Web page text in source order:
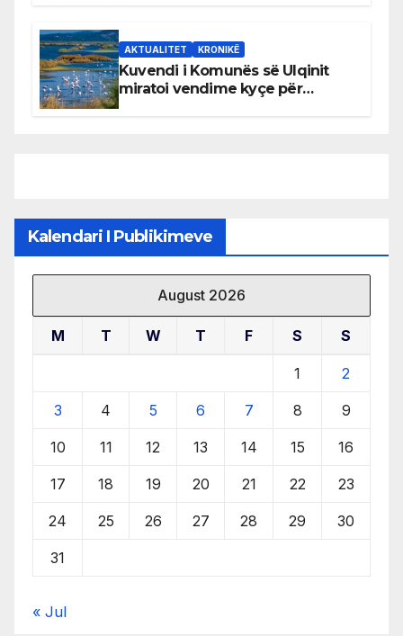
AKTUALITET KRONIKË
Kuvendi i Komunës së Ulqinit
miratoi vendime kyçe për
Kalendari I Publikimeve
August 2026
M T W T F S S
1 2
3 4 5 6 7 8 9
10 11 12 13 14 15 16
17 18 19 20 21 22 23
24 25 26 27 28 29 30
31
« Jul